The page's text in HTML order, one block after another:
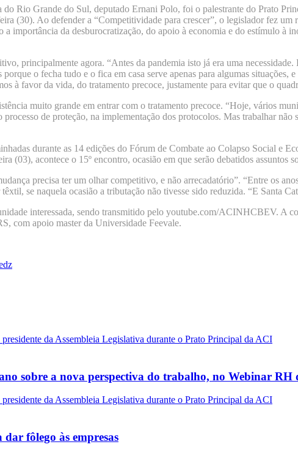
Rio Grande do Sul, deputado Ernani Polo, foi o palestrante do Prato
(30). Ao defender a “Competitividade para crescer”, o legislador fez um
importância da desburocratização, do apoio à economia e do estímulo à
principalmente agora. “Antes da pandemia isto já era uma
porque o fecha tudo e o fica em casa serve apenas para algumas
à favor da vida, do tratamento precoce, justamente para evitar que o
muito grande em entrar com o tratamento precoce. “Hoje, vários
de proteção, na implementação dos protocolos. Mas trabalhar
durante as 14 edições do Fórum de Combate ao Colapso Social e
(03), acontece o 15º encontro, ocasião em que serão debatidos assuntos
precisa ter um olhar competitivo, e não arrecadatório”. “Entre os
se naquela ocasião a tributação não tivesse sido reduzida. “E Santa
interessada, sendo transmitido pelo youtube.com/ACINHCBEV. A
com apoio master da Universidade Feevale.
sobre a nova perspectiva do trabalho, no Webinar RH
fôlego às empresas